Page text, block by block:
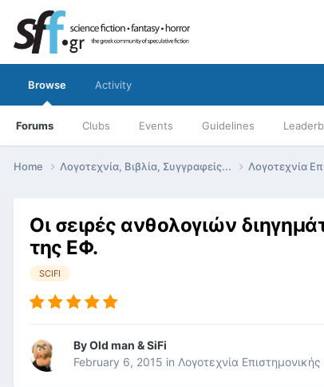
Browse
Forums Clubs Events Guidelines
Activity
Home Λογοτεχνία, Βιβλία, Συγγραφείς... Λογοτεχνία
Οι σειρές ανθολογιών
της ΕΦ.
SCIFI
ByOld man & SiFi
February 6, 2015 in Λογοτεχνία